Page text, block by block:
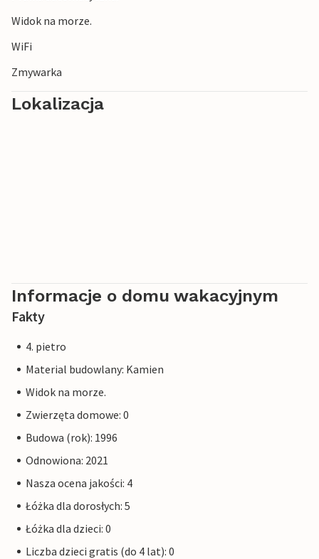
słońcem!
Widok na morze.
WiFi
Zmywarka
Lokalizacja
Informacje o domu wakacyjnym
Fakty
4. pietro
Material budowlany: Kamien
Widok na morze.
Zwierzęta domowe: 0
Budowa (rok): 1996
Odnowiona: 2021
Nasza ocena jakości: 4
Łóżka dla dorosłych: 5
Łóżka dla dzieci: 0
Liczba dzieci gratis (do 4 lat): 0